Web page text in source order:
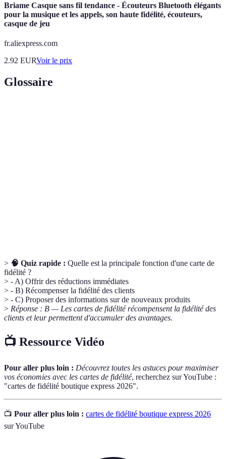
Briame Casque sans fil tendance - Écouteurs Bluetooth élégants
pour la musique et les appels, son haute fidélité, écouteurs,
casque de jeu
fr.aliexpress.com
2.92 EURVoir le prix
Glossaire
> 🧠 Quiz rapide : Quelle est la principale fonction d'une carte de
fidélité ?
> - A) Offrir des réductions immédiates
> - B) Récompenser la fidélité des clients
> - C) Proposer des informations sur de nouveaux produits
> Réponse : B — Les cartes de fidélité récompensent la fidélité des
clients et leur permettent d'accumuler des avantages.
📺 Ressource Vidéo
Pour aller plus loin : Découvrez toutes les astuces pour maximiser
vos économies avec les cartes de fidélité, recherchez sur YouTube :
"cartes de fidélité boutique express 2026".
📺 Pour aller plus loin : cartes de fidélité boutique express 2026
sur YouTube